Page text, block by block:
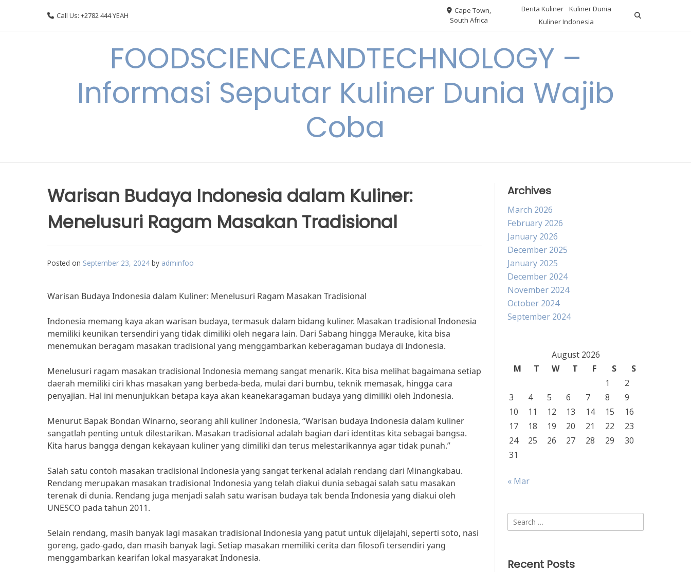
Call Us: +2782 444 YEAH
Cape Town,
South Africa
Berita Kuliner
Kuliner Dunia
Kuliner Indonesia
FOODSCIENCEANDTECHNOLOGY –
Informasi Seputar Kuliner Dunia Wajib
Coba
Warisan Budaya Indonesia dalam Kuliner:
Menelusuri Ragam Masakan Tradisional
Posted on September 23, 2024 by adminfoo
Warisan Budaya Indonesia dalam Kuliner: Menelusuri Ragam Masakan Tradisional
Indonesia memang kaya akan warisan budaya, termasuk dalam bidang kuliner. Masakan tradisional Indonesia
memiliki keunikan tersendiri yang tidak dimiliki oleh negara lain. Dari Sabang hingga Merauke, kita bisa
menemukan beragam masakan tradisional yang menggambarkan keberagaman budaya di Indonesia.
Menelusuri ragam masakan tradisional Indonesia memang sangat menarik. Kita bisa melihat bagaimana setiap
daerah memiliki ciri khas masakan yang berbeda-beda, mulai dari bumbu, teknik memasak, hingga cara
penyajian. Hal ini menunjukkan betapa kaya akan keanekaragaman budaya yang dimiliki oleh Indonesia.
Menurut Bapak Bondan Winarno, seorang ahli kuliner Indonesia, “Warisan budaya Indonesia dalam kuliner
sangatlah penting untuk dilestarikan. Masakan tradisional adalah bagian dari identitas kita sebagai bangsa.
Kita harus bangga dengan kekayaan kuliner yang dimiliki dan terus melestarikannya agar tidak punah.”
Salah satu contoh masakan tradisional Indonesia yang sangat terkenal adalah rendang dari Minangkabau.
Rendang merupakan masakan tradisional Indonesia yang telah diakui dunia sebagai salah satu masakan
terenak di dunia. Rendang juga menjadi salah satu warisan budaya tak benda Indonesia yang diakui oleh
UNESCO pada tahun 2011.
Selain rendang, masih banyak lagi masakan tradisional Indonesia yang patut untuk dijelajahi, seperti soto, nasi
goreng, gado-gado, dan masih banyak lagi. Setiap masakan memiliki cerita dan filosofi tersendiri yang
menggambarkan kearifan lokal masyarakat Indonesia.
Archives
March 2026
February 2026
January 2026
December 2025
January 2025
December 2024
November 2024
October 2024
September 2024
August 2026
M
T W T F S
S
1
2
3
4 5 6 7 8
9
10
11 12 13 14 15
16
17
18 19 20 21 22
23
24
25 26 27 28 29
30
31
« Mar
Search
for:
Recent Posts